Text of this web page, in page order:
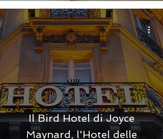
Il Bird Hotel di Joyce
Maynard, l'Hotel delle